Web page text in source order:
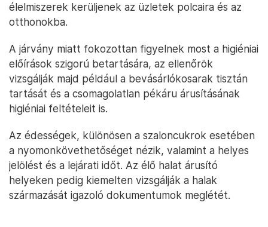
élelmiszerek kerüljenek az üzletek polcaira és az
otthonokba.
A járvány miatt fokozottan figyelnek most a higiéniai
előírások szigorú betartására, az ellenőrök
vizsgálják majd például a bevásárlókosarak tisztán
tartását és a csomagolatlan pékáru árusításának
higiéniai feltételeit is.
Az édességek, különösen a szaloncukrok esetében
a nyomonkövethetőséget nézik, valamint a helyes
jelölést és a lejárati időt. Az élő halat árusító
helyeken pedig kiemelten vizsgálják a halak
származását igazoló dokumentumok meglétét.